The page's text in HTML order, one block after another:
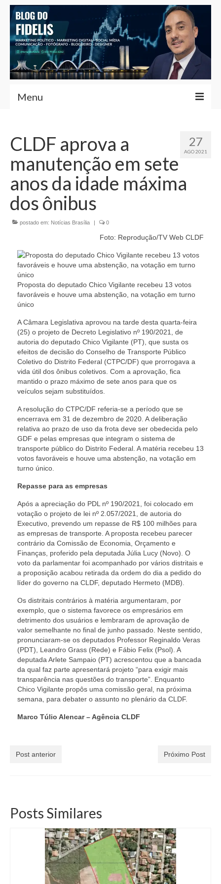
Menu
Fernando Fidelis
Café com Fidelis
Notícias Brasília
Contato
Currículo
27
AGO 2021
CLDF aprova a
manutenção em sete
anos da idade máxima
dos ônibus
postado em: Notícias Brasília | 0
Foto: Reprodução/TV Web CLDF
Proposta do deputado Chico Vigilante recebeu 13 votos
favoráveis e houve uma abstenção, na votação em turno
único
A Câmara Legislativa aprovou na tarde desta quarta-feira
(25) o projeto de Decreto Legislativo nº 190/2021, de
autoria do deputado Chico Vigilante (PT), que susta os
efeitos de decisão do Conselho de Transporte Público
Coletivo do Distrito Federal (CTPC/DF) que prorrogava a
vida útil dos ônibus coletivos. Com a aprovação, fica
mantido o prazo máximo de sete anos para que os
veículos sejam substituídos.
A resolução do CTPC/DF referia-se a período que se
encerrava em 31 de dezembro de 2020. A deliberação
relativa ao prazo de uso da frota deve ser obedecida pelo
GDF e pelas empresas que integram o sistema de
transporte público do Distrito Federal. A matéria recebeu 13
votos favoráveis e houve uma abstenção, na votação em
turno único.
Repasse para as empresas
Após a apreciação do PDL nº 190/2021, foi colocado em
votação o projeto de lei nº 2.057/2021, de autoria do
Executivo, prevendo um repasse de R$ 100 milhões para
as empresas de transporte. A proposta recebeu parecer
contrário da Comissão de Economia, Orçamento e
Finanças, proferido pela deputada Júlia Lucy (Novo). O
voto da parlamentar foi acompanhado por vários distritais e
a proposição acabou retirada da ordem do dia a pedido do
líder do governo na CLDF, deputado Hermeto (MDB).
Os distritais contrários à matéria argumentaram, por
exemplo, que o sistema favorece os empresários em
detrimento dos usuários e lembraram de aprovação de
valor semelhante no final de junho passado. Neste sentido,
pronunciaram-se os deputados Professor Reginaldo Veras
(PDT), Leandro Grass (Rede) e Fábio Felix (Psol). A
deputada Arlete Sampaio (PT) acrescentou que a bancada
da qual faz parte apresentará projeto “para exigir mais
transparência nas questões do transporte”. Enquanto
Chico Vigilante propôs uma comissão geral, na próxima
semana, para debater o assunto no plenário da CLDF.
Marco Túlio Alencar – Agência CLDF
Post anterior Próximo Post
Posts Similares